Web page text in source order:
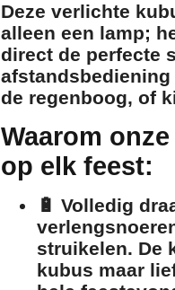
Deze verlichte
alleen een lamp;
direct de perfecte
de regenboog, of
Waarom
op elk feest:
🔋 Volledig
struikelen. De
kubus maar